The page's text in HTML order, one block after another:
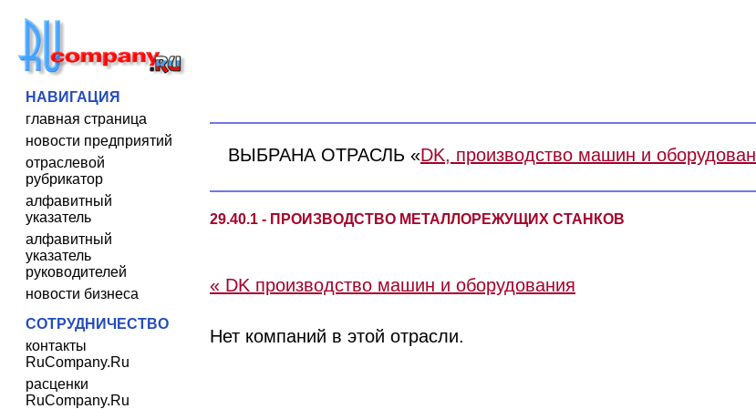
НАВИГАЦИЯ
главная страница
новости предприятий
отраслевой
рубрикатор
алфавитный
указатель
алфавитный
указатель
руководителей
новости бизнеса
СОТРУДНИЧЕСТВО
контакты
RuCompany.Ru
расценки
RuCompany.Ru
ВЫБРАНА ОТРАСЛЬ «DK, производство машин и
29.40.1 - ПРОИЗВОДСТВО МЕТАЛЛОРЕЖУЩИХ СТАНКОВ
« DK производство машин и оборудования
Нет компаний в этой отрасли.